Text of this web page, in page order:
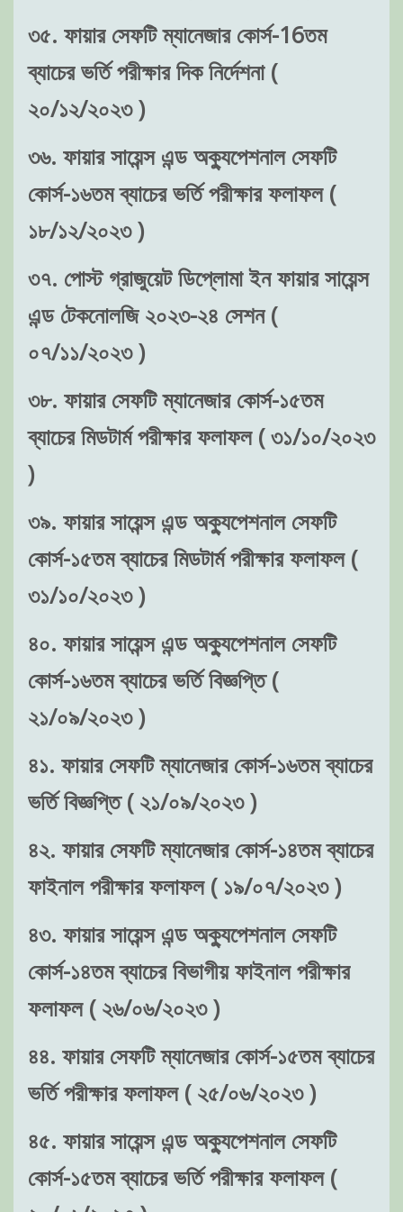
৩৫. ফায়ার সেফটি ম্যানেজার কোর্স-16তম
ব্যাচের ভর্তি পরীক্ষার দিক নির্দেশনা (
২০/১২/২০২৩ )
৩৬. ফায়ার সায়েন্স এন্ড অক্যুপেশনাল সেফটি
কোর্স-১৬তম ব্যাচের ভর্তি পরীক্ষার ফলাফল (
১৮/১২/২০২৩ )
৩৭. পোস্ট গ্রাজুয়েট ডিপ্লোমা ইন ফায়ার সায়েন্স
এন্ড টেকনোলজি ২০২৩-২৪ সেশন (
০৭/১১/২০২৩ )
৩৮. ফায়ার সেফটি ম্যানেজার কোর্স-১৫তম
ব্যাচের মিডটার্ম পরীক্ষার ফলাফল ( ৩১/১০/২০২৩
)
৩৯. ফায়ার সায়েন্স এন্ড অক্যুপেশনাল সেফটি
কোর্স-১৫তম ব্যাচের মিডটার্ম পরীক্ষার ফলাফল (
৩১/১০/২০২৩ )
৪০. ফায়ার সায়েন্স এন্ড অক্যুপেশনাল সেফটি
কোর্স-১৬তম ব্যাচের ভর্তি বিজ্ঞপ্তি (
২১/০৯/২০২৩ )
৪১. ফায়ার সেফটি ম্যানেজার কোর্স-১৬তম ব্যাচের
ভর্তি বিজ্ঞপ্তি ( ২১/০৯/২০২৩ )
৪২. ফায়ার সেফটি ম্যানেজার কোর্স-১৪তম ব্যাচের
ফাইনাল পরীক্ষার ফলাফল ( ১৯/০৭/২০২৩ )
৪৩. ফায়ার সায়েন্স এন্ড অক্যুপেশনাল সেফটি
কোর্স-১৪তম ব্যাচের বিভাগীয় ফাইনাল পরীক্ষার
ফলাফল ( ২৬/০৬/২০২৩ )
৪৪. ফায়ার সেফটি ম্যানেজার কোর্স-১৫তম ব্যাচের
ভর্তি পরীক্ষার ফলাফল ( ২৫/০৬/২০২৩ )
৪৫. ফায়ার সায়েন্স এন্ড অক্যুপেশনাল সেফটি
কোর্স-১৫তম ব্যাচের ভর্তি পরীক্ষার ফলাফল (